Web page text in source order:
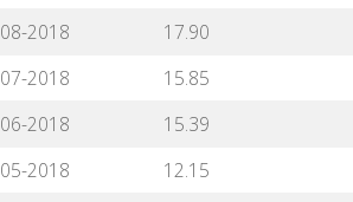
08-2018
17.90
07-2018
15.85
06-2018
15.39
05-2018
12.15